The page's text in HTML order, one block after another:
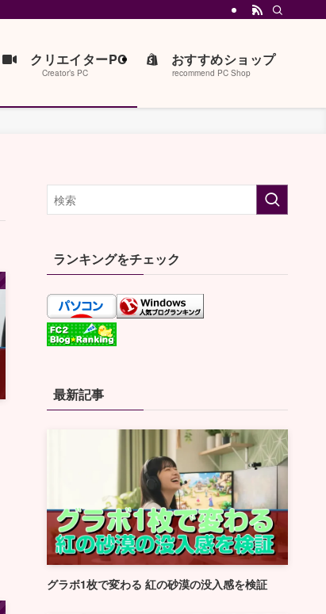
クリエイターPC
Creator’s PC
おすすめショップ
recommend PC Shop
ランキングをチェック
最新記事
グラボ1枚で変わる 紅の砂漠の没入感を検証